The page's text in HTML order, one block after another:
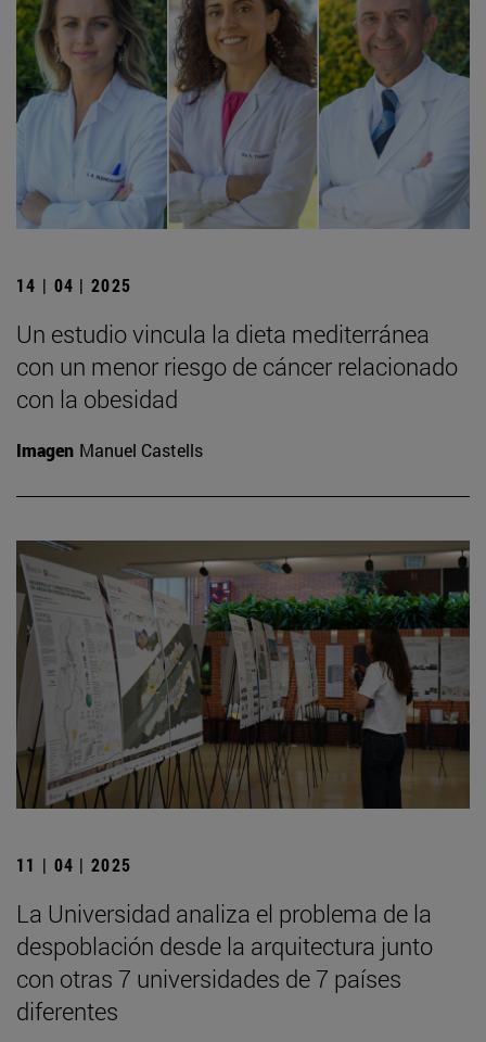
14 | 04 | 2025
Un estudio vincula la dieta mediterránea
con un menor riesgo de cáncer relacionado
con la obesidad
Imagen Manuel Castells
11 | 04 | 2025
La Universidad analiza el problema de la
despoblación desde la arquitectura junto
con otras 7 universidades de 7 países
diferentes